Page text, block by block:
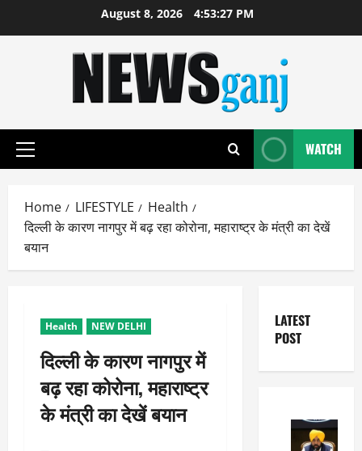
August 8, 2026 4:53:28 PM
Primary
WATCH
Home LIFESTYLE
Health
दिल्ली के कारण नागपुर में बढ़ रहा कोरोना, महाराष्ट्र के मंत्री का देखें
बयान
Health NEW DELHI
दिल्ली के कारण नागपुर में
बढ़ रहा कोरोना, महाराष्ट्र
के मंत्री का देखें बयान
LATEST
POST